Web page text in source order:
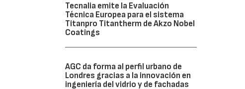
Tecnalia emite la Evaluación
Técnica Europea para el sistema
Titanpro Titantherm de Akzo Nobel
Coatings
AGC da forma al perfil urbano de
Londres gracias a la innovación en
ingeniería del vidrio y de fachadas